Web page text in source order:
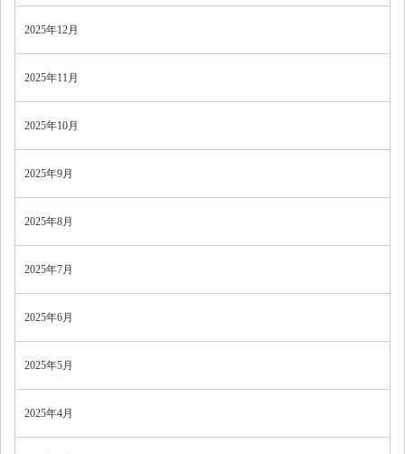
2025年12月
2025年11月
2025年10月
2025年9月
2025年8月
2025年7月
2025年6月
2025年5月
2025年4月